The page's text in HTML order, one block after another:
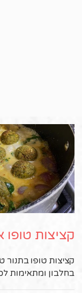
קציצות טופו
קציצות טופו בתנור
בחלבון ומתאימות